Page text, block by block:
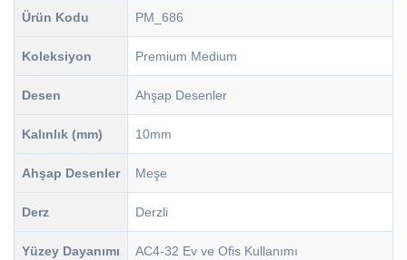
Ürün Kodu PM_686
Koleksiyon Premium Medium
Desen Ahşap Desenler
Kalınlık (mm) 10mm
Ahşap Desenler Meşe
Derz Derzli
Yüzey Dayanımı AC4-32 Ev ve Ofis Kullanımı